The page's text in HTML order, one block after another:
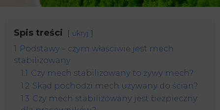
Spis treści ukryj
1 Podstawy – czym właściwie jest mech
stabilizowany
1.1 Czy mech stabilizowany to żywy mech?
1.2 Skąd pochodzi mech używany do ścian?
1.3 Czy mech stabilizowany jest bezpieczny